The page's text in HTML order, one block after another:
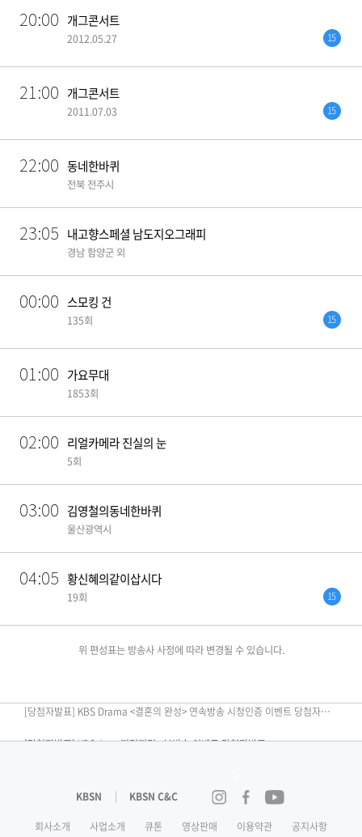
20:00 개그콘서트
2012.05.27 15
21:00 개그콘서트
2011.07.03 15
22:00 동네한바퀴
전북 전주시
23:05 내고향스페셜 남도지오그래피
경남 함양군 외
00:00 스모킹 건
135회 15
01:00 가요무대
1853회
02:00 리얼카메라 진실의 눈
5회
03:00 김영철의동네한바퀴
울산광역시
04:05 황신혜의같이삽시다
19회 15
위 편성표는 방송사 사정에 따라 변경될 수 있습니다.
[당첨자발표] KBS Drama <결혼의 완성> 시청인증 이벤트 당첨자 발표
[당첨자발표] <닥치고 한일전> 2회 본방송 이벤트 당첨자 발표
KBSN KBSN C&C 인스타그램페이스북유튜브
회사소개
사업소개 큐톤 영상판매 이용약관 공지사항